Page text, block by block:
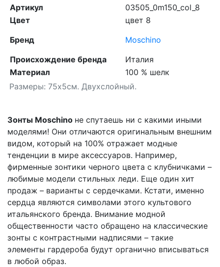
Артикул
03505_0m150_col_8
Цвет
цвет 8
Бренд
Moschino
Происхождение бренда
Италия
Материал
100 % шелк
Размеры: 75x5см. Двухслойный.
Зонты Moschino не спутаешь ни с какими иными
моделями! Они отличаются оригинальным внешним
видом, который на 100% отражает модные
тенденции в мире аксессуаров. Например,
фирменные зонтики черного цвета с клубничками –
любимые модели стильных леди. Еще один хит
продаж – варианты с сердечками. Кстати, именно
сердца являются символами этого культового
итальянского бренда. Внимание модной
общественности часто обращено на классические
зонты с контрастными надписями – такие
элементы гардероба будут органично вписываться
в любой образ.